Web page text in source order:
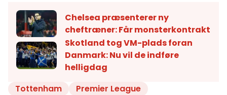
Chelsea præsenterer ny
cheftræner: Får monsterkontrakt
Skotland tog VM-plads foran
Danmark: Nu vil de indføre
helligdag
Tottenham
Premier League